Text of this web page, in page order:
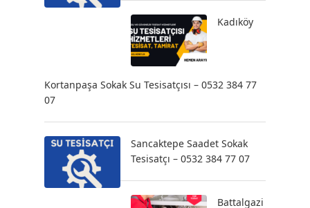
Kadıköy
Kortanpaşa Sokak Su Tesisatçısı – 0532 384 77
07
Sancaktepe Saadet Sokak
Tesisatçı – 0532 384 77 07
Battalgazi